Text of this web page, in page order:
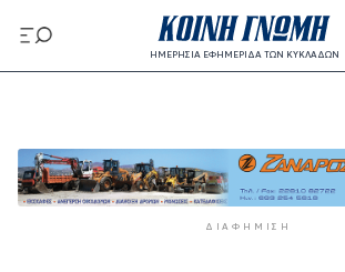
Παράκαμψη προς το κυρίως περιεχόμενο
ΗΜΕΡΗΣΙΑ ΕΦΗΜΕΡΙΔΑ ΤΩΝ ΚΥΚΛΑΔΩΝ
ΔΙΑΦΉΜΙΣΗ